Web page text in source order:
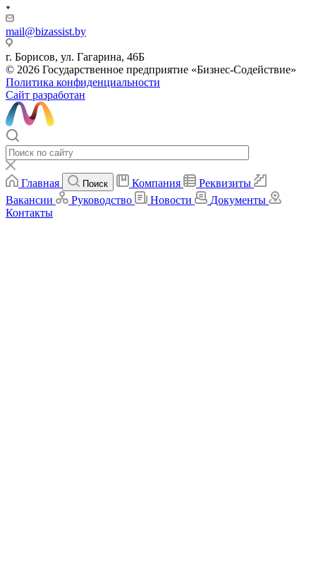
mail@bizassist.by
г. Борисов, ул. Гагарина, 46Б
© 2026 Государственное предприятие «Бизнес-Содействие»
Политика конфиденциальности
Сайт разработан
Главная Поиск Компания
Реквизиты
Вакансии
Руководство Новости
Документы
Контакты